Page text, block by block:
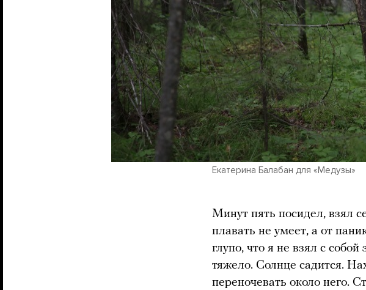
Екатерина Балабан для «Медузы»
Минут пять посидел, взял
плавать не умеет, а от
глупо, что я не взял с
тяжело. Солнце садится.
переночевать около него.